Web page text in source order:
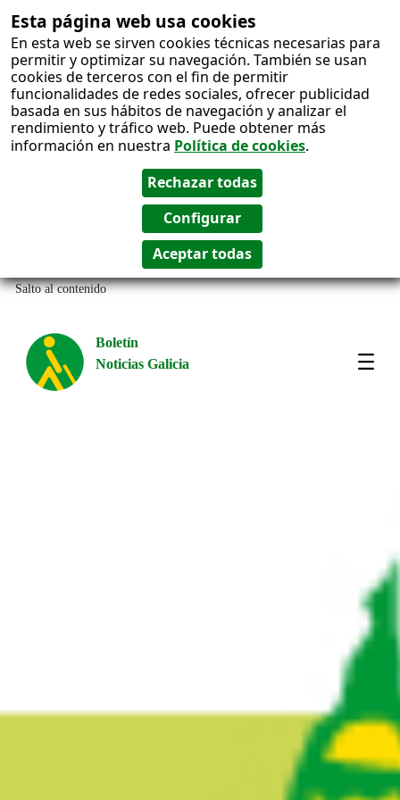
Esta página web usa cookies
En esta web se sirven cookies técnicas necesarias para
permitir y optimizar su navegación. También se usan
cookies de terceros con el fin de permitir
funcionalidades de redes sociales, ofrecer publicidad
basada en sus hábitos de navegación y analizar el
rendimiento y tráfico web. Puede obtener más
información en nuestra Política de cookies.
Salto al contenido
Boletín
Noticias Galicia